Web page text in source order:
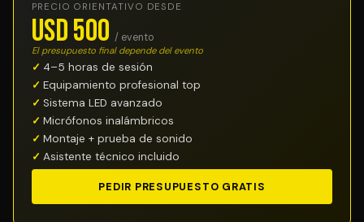
PRECIO ORIENTATIVO DESDE
USD 500 / evento
El presupuesto final depende del evento
4–5 horas de sesión
Equipamiento profesional top
Sistema LED avanzado
Micrófonos inalámbricos
Montaje + prueba de sonido
Asistente técnico incluido
PEDIR PRESUPUESTO GRATIS